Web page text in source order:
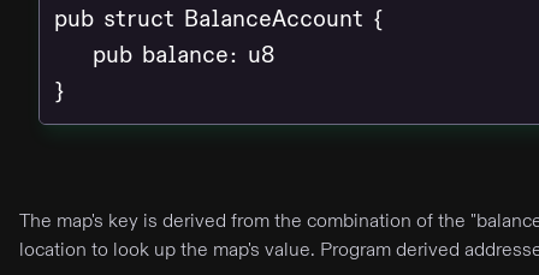
pub struct BalanceAccount {
    pub balance: u8
}
The map's key is derived from the combination of the
location to look up the map's value. Program derived